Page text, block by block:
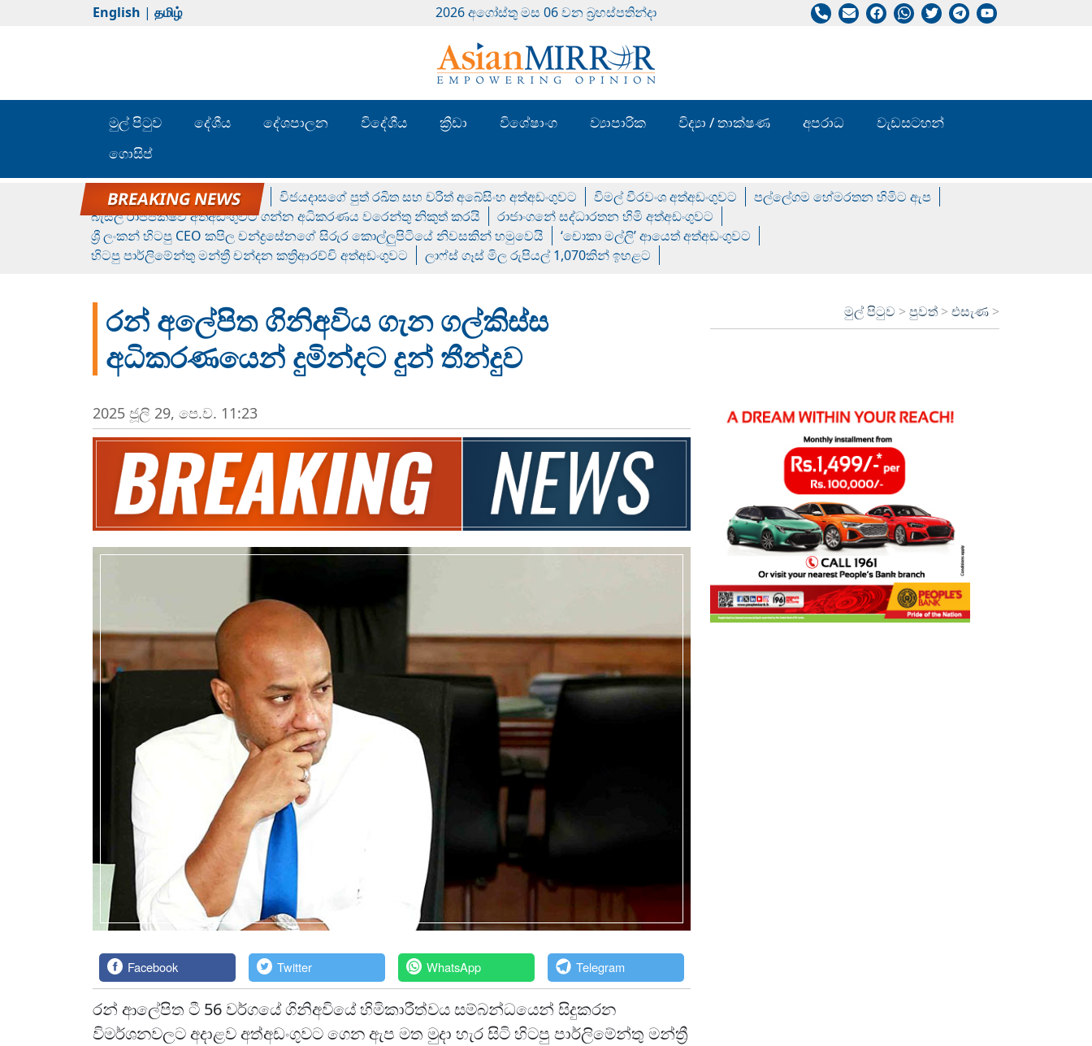
English | தமிழ் 2026 අගෝස්‍තු මස 06 වන බ්‍රහස්පතින්දා
මුල් පිටුව දේශීය දේශපාලන විදේශීය ක්‍රීඩා විශේෂාංග ව්‍යාපාරික විද්‍යා / තාක්ෂණ අපරාධ
වැඩසටහන්
ගොසිප්
රන් ගෙනා රුමේෂ්ගේ හෙල්ලය විජයදාසගේ පුත් රඛිත සහ චරිත් අබේසිංහ අත්අඩංගුවට විමල් වීරවංශ අත්අඩංගුවට
පල්ලේගම හේමරතන හිමිට ඇප
බැසිල් රාජපක්ෂව අත්අඩංගුවට ගන්න අධිකරණය වරෙන්තු නිකුත් කරයි
රාජාංගනේ සද්ධාරතන හිමි අත්අඩංගුවට
ශ්‍රී ලංකන් හිටපු CEO කපිල චන්ද්‍රසේනගේ සිරුර කොල්ලුපිටියේ නිවසකින් හමුවෙයි
‘චොකා මල්ලි’ ආයෙත් අත්අඩංගුවට
හිටපු පාර්ලිමේන්තු මන්ත්‍රී චන්දන කත්‍රිආරච්චි අත්අඩංගුවට
ලාෆ්ස් ගෑස් මිල රුපියල් 1,070කින් ඉහළට
රන් අලේපිත ගිනිඅවිය ගැන ගල්කිස්ස
අධිකරණයෙන් දුමින්දට දුන් තීන්දුව
මුල් පිටුව >පුවත් >එසැණ >
2025 ජූලි 29, පෙ.ව. 11:23
Facebook Twitter WhatsApp Telegram
රන් ආලේපිත ටී 56 වර්ගයේ ගිනිඅවියේ හිමිකාරීත්වය සම්බන්ධයෙන් සිදුකරන
විමර්ශනවලට අදාළව අත්අඩංගුවට ගෙන ඇප මත මුදා හැර සිටි හිටපු පාර්ලිමේන්තු මන්ත්‍රී